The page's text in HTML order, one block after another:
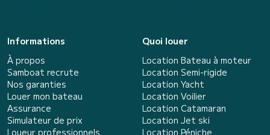
Informations
À propos
Samboat recrute
Nos garanties
Louer mon bateau
Assurance
Simulateur de prix
Loueur professionnels
Quoi louer
Location Bateau à moteur
Location Semi-rigide
Location Yacht
Location Voilier
Location Catamaran
Location Jet ski
Location Péniche